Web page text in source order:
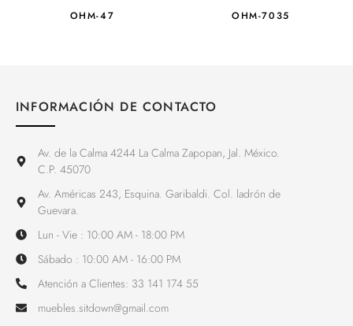
OHM-47 OHM-7035
INFORMACIÓN DE CONTACTO
Av. de la Calma 4244 La Calma Zapopan, Jal. México.
C.P. 45070
Av. Américas 243, Esquina. Garibaldi. Col. ladrón de
Guevara.
Lun - Vie : 10:00 AM - 18:00 PM
Sábado : 10:00 AM - 16:00 PM
Atención a Clientes: 33 141 174 55
muebles.sitdown@gmail.com